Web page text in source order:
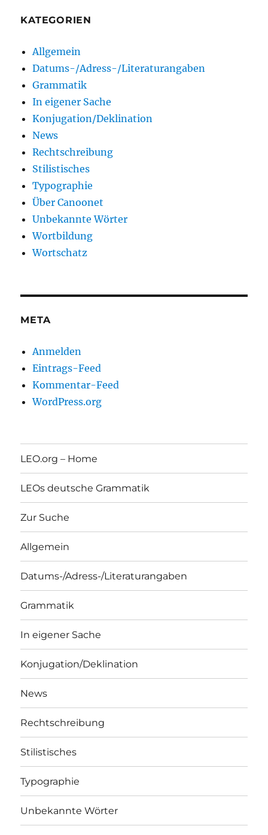
KATEGORIEN
Allgemein
Datums-/Adress-/Literaturangaben
Grammatik
In eigener Sache
Konjugation/Deklination
News
Rechtschreibung
Stilistisches
Typographie
Über Canoonet
Unbekannte Wörter
Wortbildung
Wortschatz
META
Anmelden
Eintrags-Feed
Kommentar-Feed
WordPress.org
LEO.org – Home
LEOs deutsche Grammatik
Zur Suche
Allgemein
Datums-/Adress-/Literaturangaben
Grammatik
In eigener Sache
Konjugation/Deklination
News
Rechtschreibung
Stilistisches
Typographie
Unbekannte Wörter